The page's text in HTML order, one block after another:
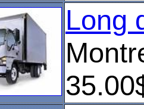
Long